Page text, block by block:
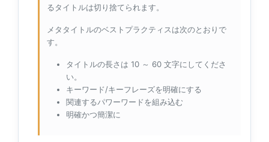
るタイトルは切り捨てられます。
メタタイトルのベストプラクティスは次のとおりで
す。
タイトルの長さは 10 ～ 60 文字にしてくださ
い。
キーワード/キーフレーズを明確にする
関連するパワーワードを組み込む
明確かつ簡潔に